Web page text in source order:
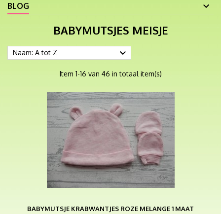
BLOG
BABYMUTSJES MEISJE
Naam: A tot Z 
Item 1-16 van 46 in totaal item(s)
BABYMUTSJE KRABWANTJES ROZE MELANGE 1 MAAT